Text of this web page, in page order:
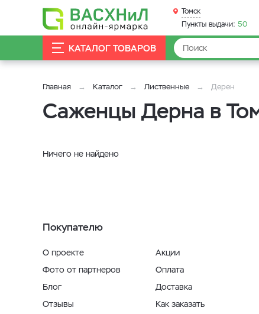
Томск
Пункты выдачи: 50
КАТАЛОГ ТОВАРОВ
Главная Каталог Лиственные Дерен
Саженцы Дерна в
Ничего не найдено
Покупателю
О проекте
Фото от партнеров
Блог
Отзывы
Акции
Оплата
Доставка
Как заказать